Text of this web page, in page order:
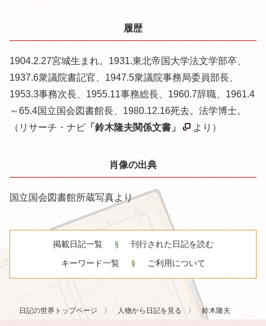
履歴
1904.2.27宮城生まれ。1931.東北帝国大学法文学部卒、
1937.6衆議院書記官、1947.5衆議院事務局委員部長、
1953.3事務次長、1955.11事務総長、1960.7辞職、1961.4
～65.4国立国会図書館長、1980.12.16死去。法学博士。
（リサーチ・ナビ「鈴木隆夫関係文書」 より）
肖像の出典
国立国会図書館所蔵写真より
掲載日記一覧 刊行された日記を読む
キーワード一覧 ご利用について
日記の世界トップページ 人物から日記を見る 鈴木隆夫